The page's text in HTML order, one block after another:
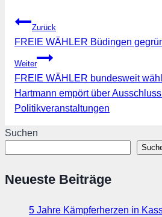
Beitragsnavigation
Zurück
FREIE WÄHLER Büdingen
Weiter
FREIE WÄHLER bundesweit
Hartmann empört über
Politikveranstaltungen
Suchen
Neueste Beiträge
5 Jahre Kämpferherzen in